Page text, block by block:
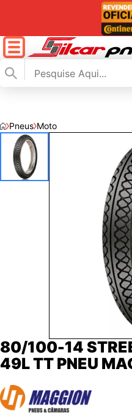
Pneus Moto
80/100-14
49L TT PNEU